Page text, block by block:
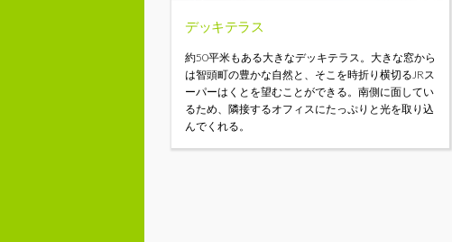
デッキテラス
約50平米もある大きなデッキテラス。大きな窓から
は智頭町の豊かな自然と、そこを時折り横切るJRス
ーパーはくとを望むことができる。南側に面してい
るため、隣接するオフィスにたっぷりと光を取り込
んでくれる。